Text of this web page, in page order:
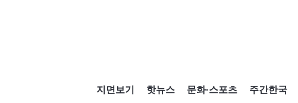
지면보기 핫뉴스 문화·스포츠 주간한국